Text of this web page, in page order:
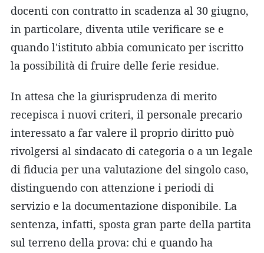
docenti con contratto in scadenza al 30 giugno,
in particolare, diventa utile verificare se e
quando l'istituto abbia comunicato per iscritto
la possibilità di fruire delle ferie residue.
In attesa che la giurisprudenza di merito
recepisca i nuovi criteri, il personale precario
interessato a far valere il proprio diritto può
rivolgersi al sindacato di categoria o a un legale
di fiducia per una valutazione del singolo caso,
distinguendo con attenzione i periodi di
servizio e la documentazione disponibile. La
sentenza, infatti, sposta gran parte della partita
sul terreno della prova: chi e quando ha